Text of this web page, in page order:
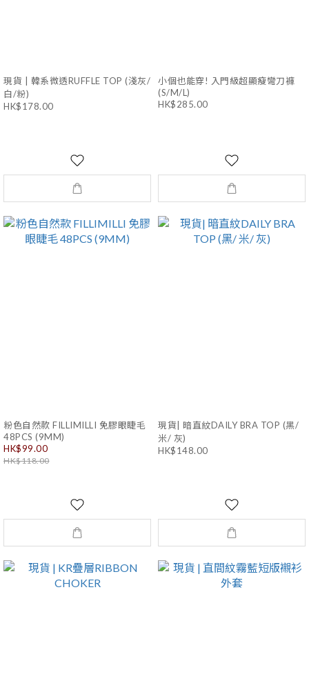
現貨 | 韓系微透RUFFLE TOP (淺灰/
白/粉)
HK$178.00
小個也能穿! 入門級超顯瘦彎刀褲
(S/M/L)
HK$285.00
粉色自然款 FILLIMILLI 免膠眼睫毛
48PCS (9MM)
HK$99.00
HK$118.00
現貨| 暗直紋DAILY BRA TOP (黑/
米/ 灰)
HK$148.00